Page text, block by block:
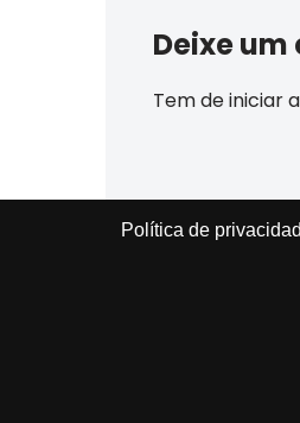
Deixe
Tem deiniciar
Política de